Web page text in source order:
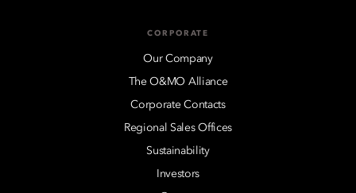
CORPORATE
Our Company
The O&MO Alliance
Corporate Contacts
Regional Sales Offices
Sustainability
Investors